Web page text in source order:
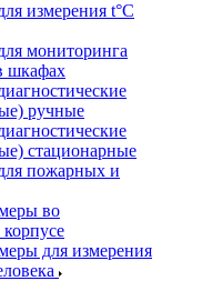
измерения t°С
мониторинга
шкафах
ручные
стационарные
пожарных и
во
для измерения